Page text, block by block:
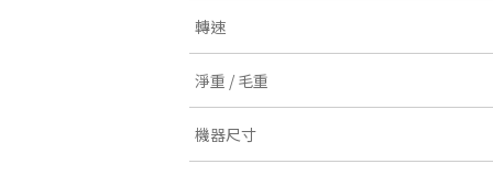
轉速
淨重 / 毛重
機器尺寸